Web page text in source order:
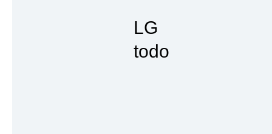
LG
todo